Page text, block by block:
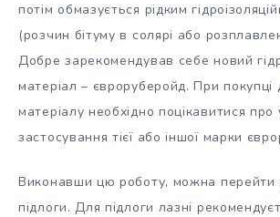
потім обмазується рідким
(розчин бітуму в солярі або
Добре зарекомендував себе новий
матеріал – євроруберойд. При покупці
матеріалу необхідно поцікавитися про
застосування тієї або іншої марки
Виконавши цю роботу, можна перейти
підлоги. Для підлоги лазні